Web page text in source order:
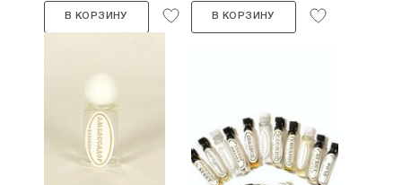
В КОРЗИНУ В КОРЗИНУ